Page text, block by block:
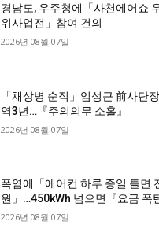
경남도, 우주청에「사천에어쇼
위사업전」참여 건의
2026년 08월 07일
「채상병 순직」임성근 前사단
역3년…『주의의무 소홀』
2026년 08월 07일
폭염에「에어컨 하루 종일 틀면
원」…450kWh 넘으면『요금 폭
2026년 08월 07일